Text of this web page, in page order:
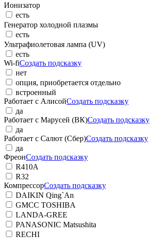
Ионизатор
есть
Генератор холодной плазмы
есть
Ультрафиолетовая лампа (UV)
есть
Wi-fiСоздать подсказку
нет
опция, приобретается отдельно
встроенный
Работает с АлисойСоздать подсказку
да
Работает с Марусей (ВК)Создать подсказку
да
Работает с Салют (Сбер)Создать подсказку
да
ФреонСоздать подсказку
R410A
R32
КомпрессорСоздать подсказку
DAIKIN Qing`An
GMCC TOSHIBA
LANDA-GREE
PANASONIC Matsushita
RECHI